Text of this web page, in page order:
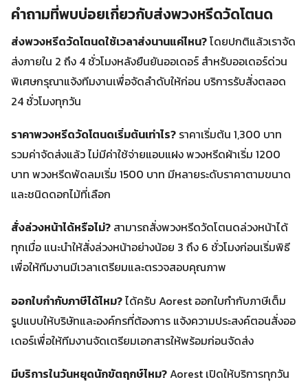
คำถามที่พบบ่อยเกี่ยวกับส่งพวงหรีดวัดโตนด
ส่งพวงหรีดวัดโตนดใช้เวลาส่งนานแค่ไหน?โดยปกติแล้วเราจัด
ส่งภายใน 2 ถึง 4 ชั่วโมงหลังยืนยันออเดอร์ สำหรับออเดอร์ด่วน
พิเศษกรุณาแจ้งทีมงานเพื่อจัดลำดับให้ก่อน บริการรับสั่งตลอด
24 ชั่วโมงทุกวัน
ราคาพวงหรีดวัดโตนดเริ่มต้นเท่าไร? ราคาเริ่มต้น 1,300 บาท
รวมค่าจัดส่งแล้ว ไม่มีค่าใช้จ่ายแอบแฝง พวงหรีดผ้าเริ่ม 1200
บาท พวงหรีดพัดลมเริ่ม 1500 บาท มีหลายระดับราคาตามขนาด
และชนิดดอกไม้ที่เลือก
สั่งล่วงหน้าได้หรือไม่? สามารถสั่งพวงหรีดวัดโตนดล่วงหน้าได้
ทุกเมื่อ แนะนำให้สั่งล่วงหน้าอย่างน้อย 3 ถึง 6 ชั่วโมงก่อนเริ่มพิธี
เพื่อให้ทีมงานมีเวลาเตรียมและตรวจสอบคุณภาพ
ออกใบกำกับภาษีได้ไหม?ได้ครับ Aorest ออกใบกำกับภาษีเต็ม
รูปแบบให้บริษัทและองค์กรที่ต้องการ แจ้งความประสงค์ตอนสั่งออ
เดอร์เพื่อให้ทีมงานจัดเตรียมเอกสารให้พร้อมก่อนจัดส่ง
มีบริการในวันหยุดนักขัตฤกษ์ไหม?Aorest เปิดให้บริการทุกวัน